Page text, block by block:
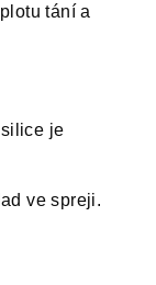
tání a
je
ve spreji.